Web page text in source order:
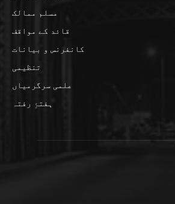
مسلم ممالک
قائد کے مواقف
کانفرنس و بیانات
تنظیمی
علمی سرگرمیاں
ہفتۂِ رفتہ